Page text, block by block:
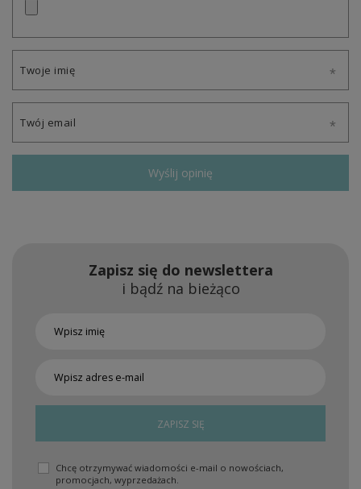
Twoje imię
Twój email
Wyślij opinię
Zapisz się do newslettera
i bądź na bieżąco
ZAPISZ SIĘ
Chcę otrzymywać wiadomości e-mail o nowościach,
promocjach, wyprzedażach.